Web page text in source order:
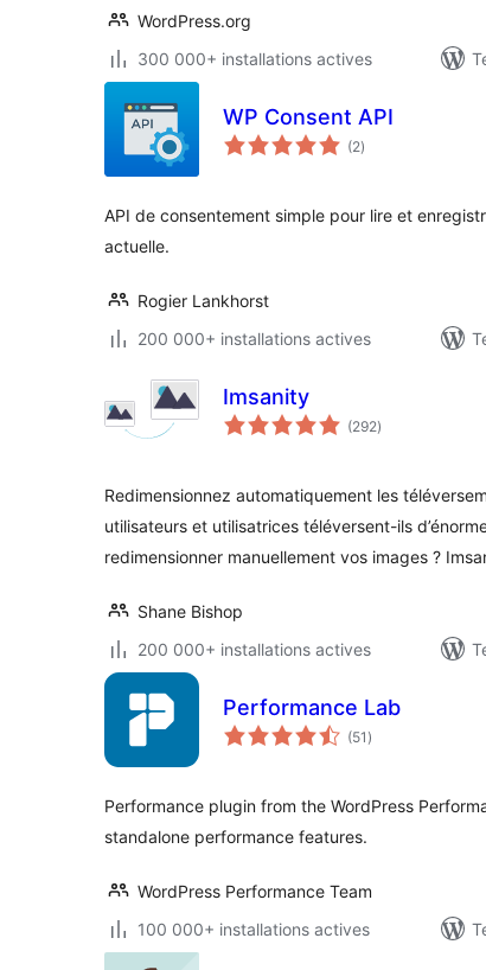
WordPress.org
300 000+ installations actives
WP Consent API
(2notes
en
)
API de consentement simple pour lire et
actuelle.
Rogier Lankhorst
200 000+ installations actives
Imsanity
(292notes
en
)
Redimensionnez automatiquement les
utilisateurs et utilisatrices téléversent-ils
redimensionner manuellement vos images ?
Shane Bishop
200 000+ installations actives
Performance Lab
(51 notes
en
)
Performance plugin from the WordPress
standalone performance features.
WordPress Performance Team
100 000+ installations actives